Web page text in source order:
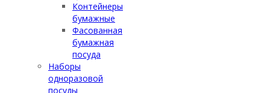
Контейнеры
бумажные
Фасованная
бумажная
посуда
Наборы
одноразовой
посуды